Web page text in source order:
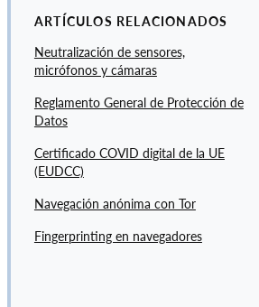
ARTÍCULOS RELACIONADOS
Neutralización de sensores,
micrófonos y cámaras
Reglamento General de Protección de
Datos
Certificado COVID digital de la UE
(EUDCC)
Navegación anónima con Tor
Fingerprinting en navegadores